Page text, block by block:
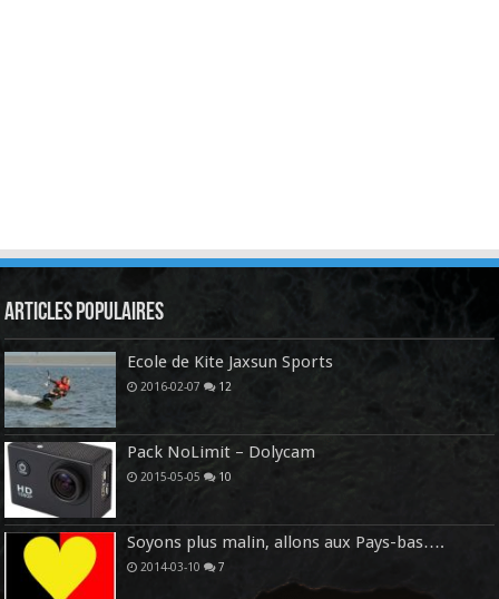
Articles Populaires
Ecole de Kite Jaxsun Sports
2016-02-07 12
Pack NoLimit – Dolycam
2015-05-05 10
Soyons plus malin, allons aux Pays-bas….
2014-03-10 7